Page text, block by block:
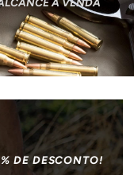
DE DESCONTO!